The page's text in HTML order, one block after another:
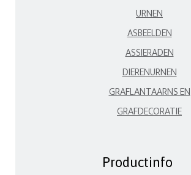
URNEN
ASBEELDEN
ASSIERADEN
DIERENURNEN
GRAFLANTAARNS EN
GRAFDECORATIE
Productinfo